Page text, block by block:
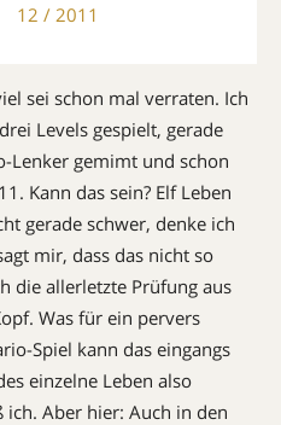
12 / 2011
sei schon mal verraten. Ich
Levels gespielt, gerade
Lenker gemimt und schon
Kann das sein? Elf Leben
gerade schwer, denke ich
mir, dass das nicht so
die allerletzte Prüfung aus
Was für ein pervers
Spiel kann das eingangs
einzelne Leben also
ich. Aber hier: Auch in den